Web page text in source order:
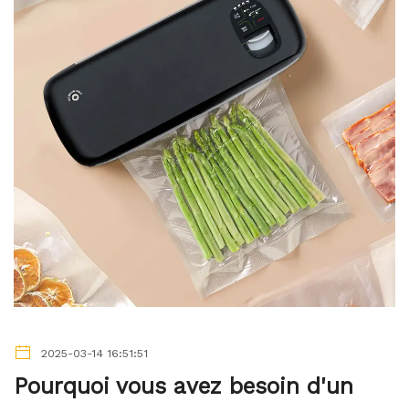
2025-03-14 16:51:51
Pourquoi vous avez besoin d'un